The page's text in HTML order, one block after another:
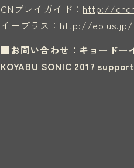
CNプレイガイド： http://
イープラス： http://eplus.jp/
■お問い合わせ：キョードー
KOYABU SONIC 2017